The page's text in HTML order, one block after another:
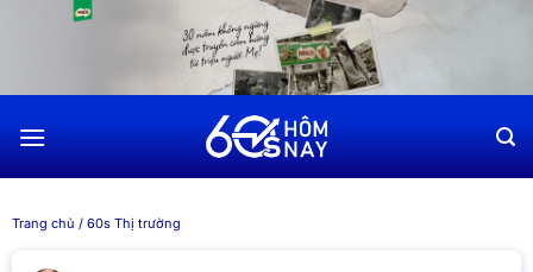
dung
Trang chủ / 60s Thị trường